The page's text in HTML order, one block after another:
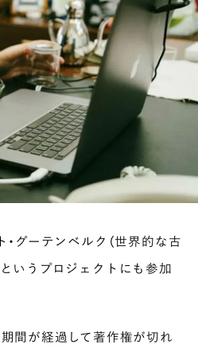
・グーテンベルク（世界的な古
というプロジェクトにも参加
間が経過して著作権が切れ